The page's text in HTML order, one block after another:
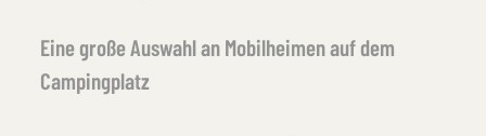
Eine große Auswahl an Mobilheimen auf dem
Campingplatz